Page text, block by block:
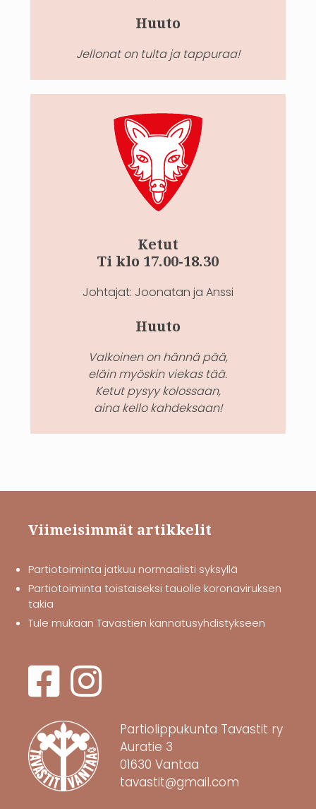
Huuto
Jellonat on tulta ja tappuraa!
Ketut
Ti klo 17.00-18.30
Johtajat: Joonatan ja Anssi
Huuto
Valkoinen on hännä pää,
eläin myöskin viekas tää.
Ketut pysyy kolossaan,
aina kello kahdeksaan!
Viimeisimmät artikkelit
Partiotoiminta jatkuu normaalisti syksyllä
Partiotoiminta toistaiseksi tauolle koronaviruksen
takia
Tule mukaan Tavastien kannatusyhdistykseen
Partiolippukunta Tavastit ry
Auratie 3
01630 Vantaa
tavastit@gmail.com